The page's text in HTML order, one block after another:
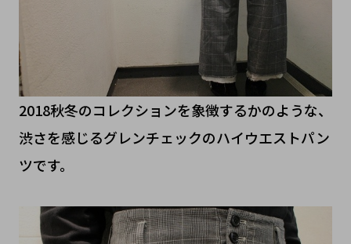
2018秋冬のコレクションを象徴するかのような、
渋さを感じるグレンチェックのハイウエストパン
ツです。